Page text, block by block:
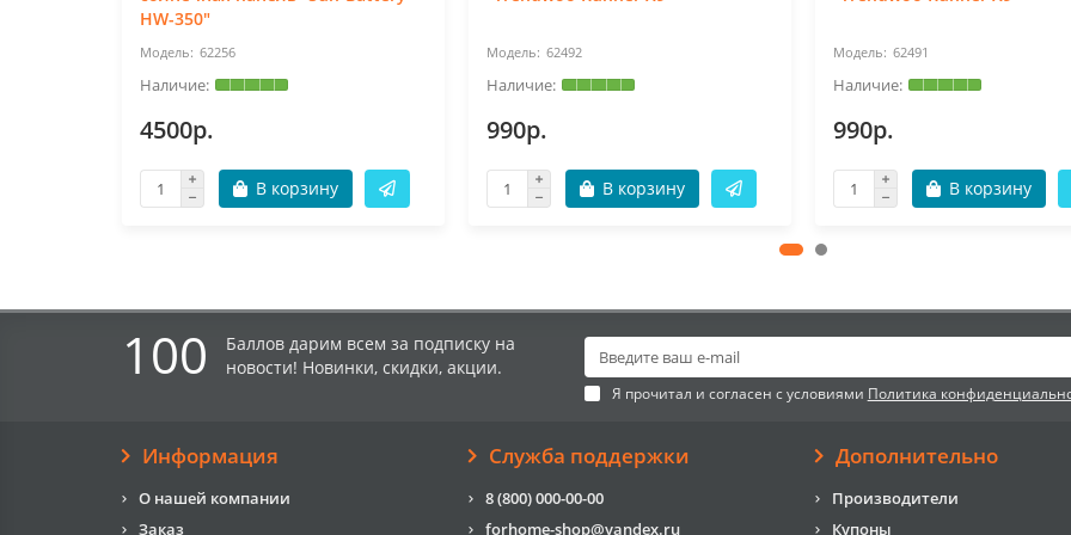
HW-350"
62256
4500р.
В корзину
62492
990р.
В корзину
62491
990р.
В корзину
100
Баллов дарим всем за подписку на
новости! Новинки, скидки, акции.
Я прочитал и согласен с условиями Политика
Информация
О нашей компании
Заказ
Служба поддержки
8 (800) 000-00-00
forhome-shop@yandex.ru
Дополнительно
Производители
Купоны